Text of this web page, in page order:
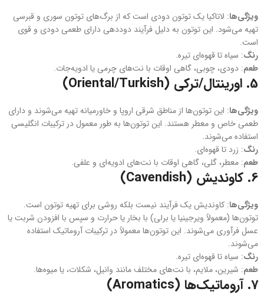
ویژگی‌ها: لاتاکیا یک توتون دودی است که از برگ‌های توتون سوری و قبرسی
تهیه می‌شود. این توتون به دلیل فرآیند دوددهی دارای طعمی دودی و قوی
است.
رنگ: سیاه تا قهوه‌ای تیره.
طعم: دودی، چوبی، گاهی اوقات با نت‌های چرمی یا ادویه‌جات.
5. اورینتال/ترکی (Oriental/Turkish)
ویژگی‌ها: این توتون‌ها از مناطق شرقی اروپا و خاورمیانه تهیه می‌شوند و دارای
طعمی خاص و معطر هستند. این توتون‌ها به طور معمول در ترکیبات انگلیسی
استفاده می‌شوند.
رنگ: زرد تا قهوه‌ای.
طعم: معطر، گلی، گاهی اوقات با نت‌های ادویه‌ای و علفی.
6. کاوندیش (Cavendish)
ویژگی‌ها: کاوندیش یک فرآیند نیست بلکه روشی برای تهیه توتون است.
توتون‌ها (معمولاً ویرجینیا یا برلی) با بخار یا حرارت و سپس با افزودن شربت یا
عسل فرآوری می‌شوند. این توتون‌ها معمولاً در ترکیبات آروماتیک استفاده
می‌شوند.
رنگ: سیاه تا قهوه‌ای تیره.
طعم: شیرین، ملایم، با نت‌های مختلف مانند وانیل، شکلات، یا میوه‌ها.
7. آروماتیک‌ها (Aromatics)